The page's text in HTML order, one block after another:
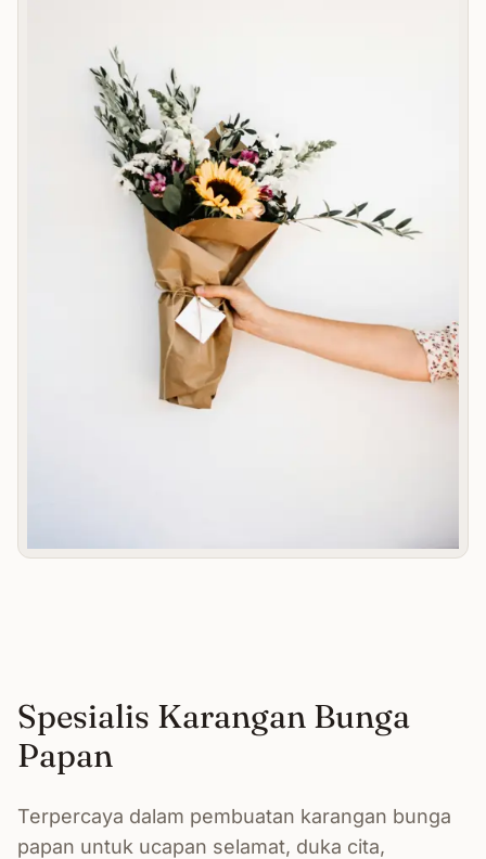
Spesialis Karangan Bunga
Papan
Terpercaya dalam pembuatan karangan bunga
papan untuk ucapan selamat, duka cita,